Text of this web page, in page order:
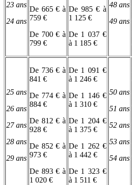
23 ans
24 ans
De 665 € à
759 €
De 700 € à
799 €
De 985 € à
1 125 €
De 1 037 €
à 1 185 €
48 ans
49 ans
25 ans
26 ans
27 ans
28 ans
29 ans
De 736 € à
841 €
De 774 € à
884 €
De 812 € à
928 €
De 852 € à
973 €
De 893 € à
1 020 €
De 1 091 €
à 1 246 €
De 1 146 €
à 1 310 €
De 1 204 €
à 1 375 €
De 1 262 €
à 1 442 €
De 1 323 €
à 1 511 €
50 ans
51 ans
52 ans
53 ans
54 ans